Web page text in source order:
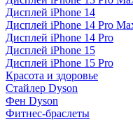
Дисплей iPhone 14
Дисплей iPhone 14 Pro
Дисплей iPhone 14 Pro
Дисплей iPhone 15
Дисплей iPhone 15 Pro
Красота и здоровье
Стайлер Dyson
Фен Dyson
Фитнес-браслеты